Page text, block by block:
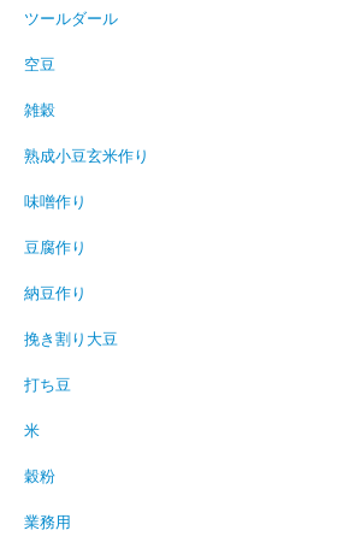
ツールダール
空豆
雑穀
熟成小豆玄米作り
味噌作り
豆腐作り
納豆作り
挽き割り大豆
打ち豆
米
穀粉
業務用